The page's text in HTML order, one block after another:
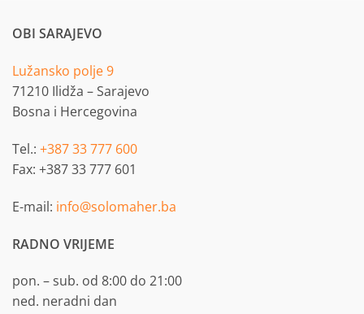
OBI SARAJEVO
Lužansko polje 9
71210 Ilidža – Sarajevo
Bosna i Hercegovina
Tel.: +387 33 777 600
Fax: +387 33 777 601
E-mail: info@solomaher.ba
RADNO VRIJEME
pon. – sub. od 8:00 do 21:00
ned. neradni dan